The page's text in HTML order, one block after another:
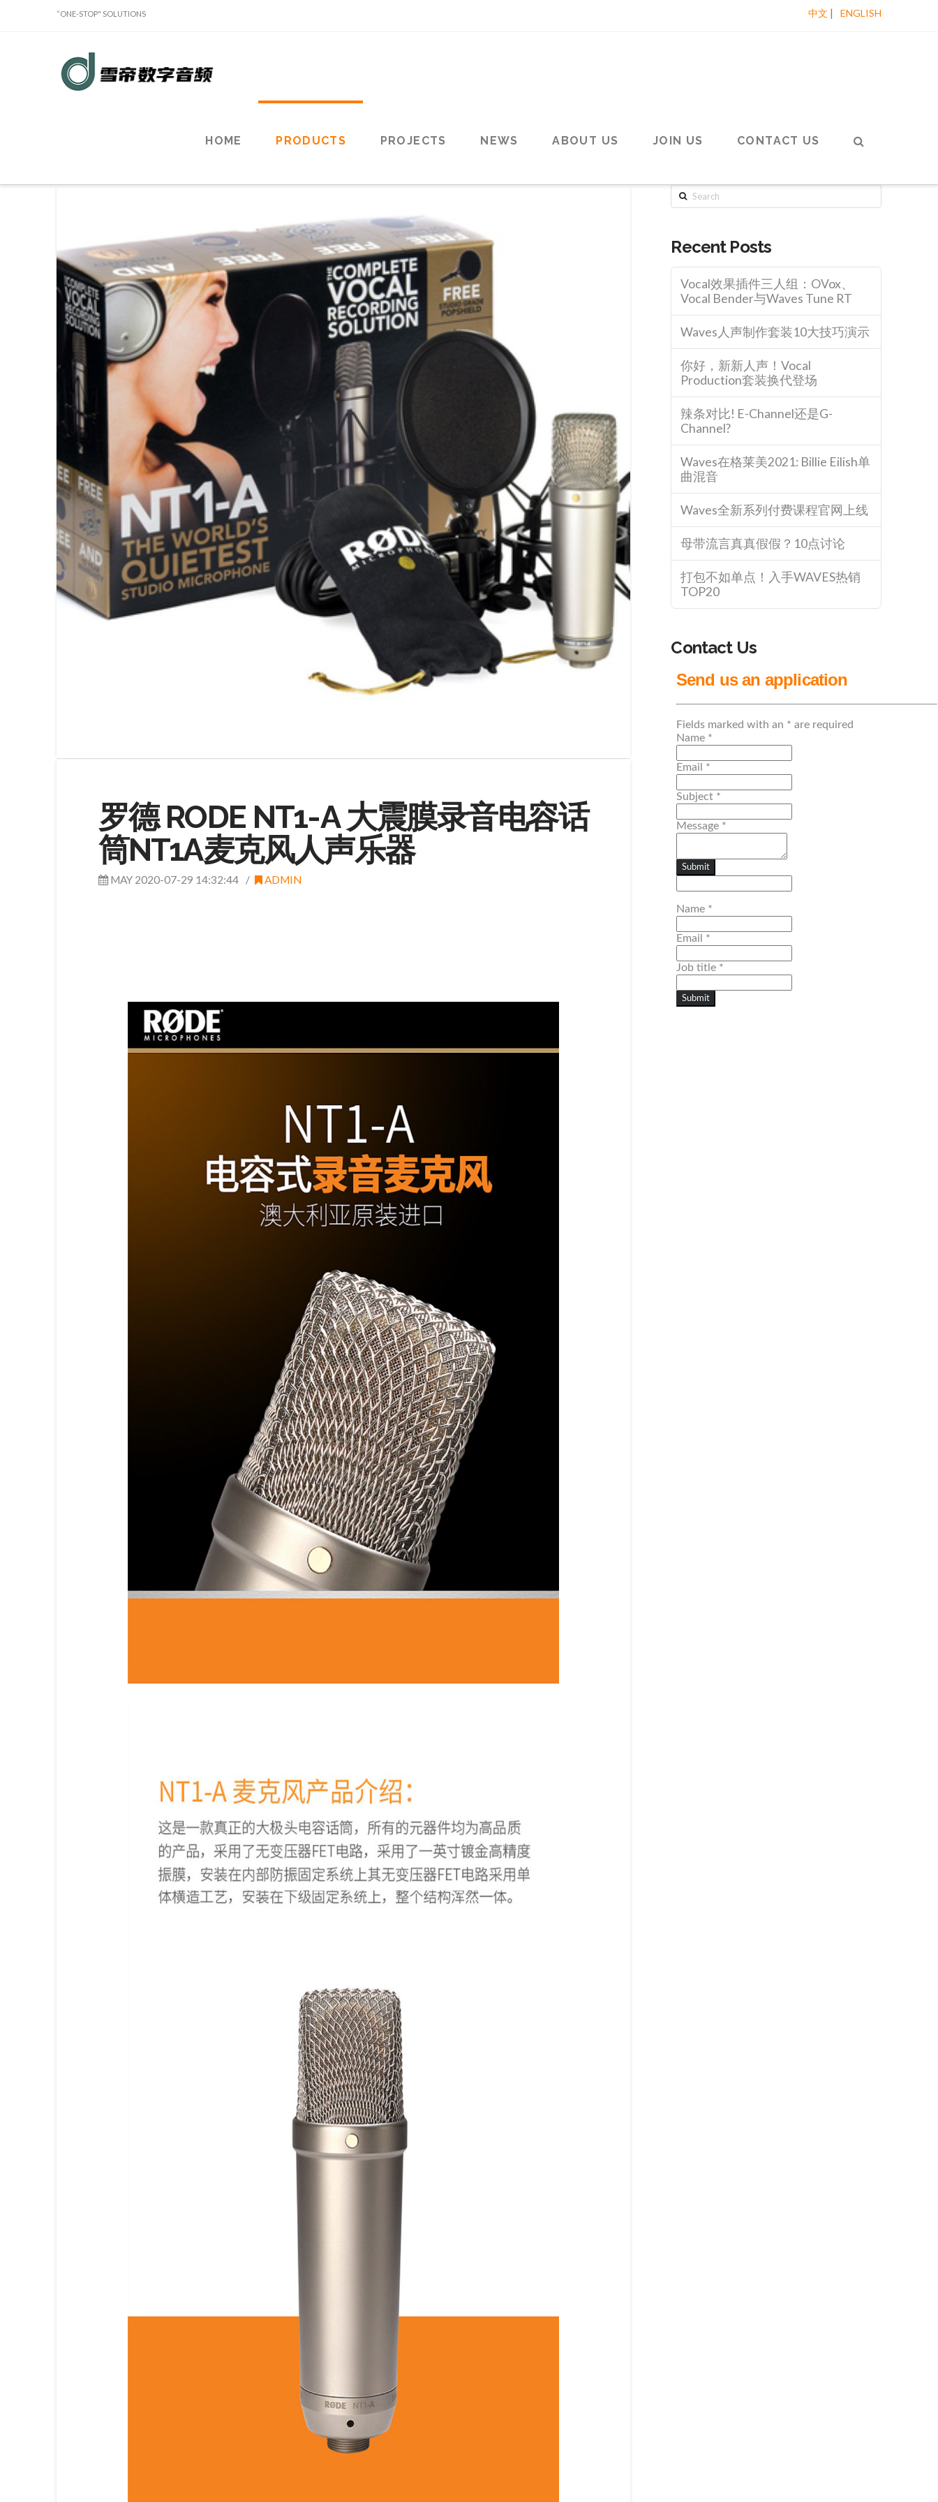
“ONE-STOP" SOLUTIONS 中文 | ENGLISH
Sound
Classy
Holdings
Limited
HOME PRODUCTS PROJECTS NEWS ABOUT US JOIN US CONTACT US
罗德 RODE NT1-A 大震膜录音电容话
筒NT1A麦克风人声乐器
MAY 2020-07-29 14:32:44 ADMIN
Search
Recent Posts
Vocal效果插件三人组：OVox、
Vocal Bender与Waves Tune RT
Waves人声制作套装10大技巧演示
你好，新新人声！Vocal
Production套装换代登场
辣条对比! E-Channel还是G-
Channel?
Waves在格莱美2021: Billie Eilish单
曲混音
Waves全新系列付费课程官网上线
母带流言真真假假？10点讨论
打包不如单点！入手WAVES热销
TOP20
Contact Us